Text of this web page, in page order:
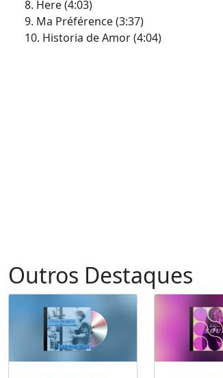
8. Here (4:03)
9. Ma Préférence (3:37)
10. Historia de Amor (4:04)
Outros Destaques